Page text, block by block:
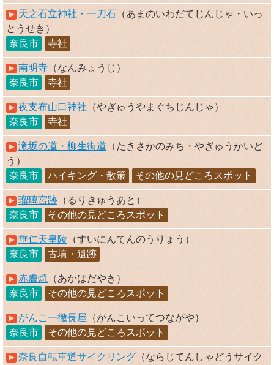
天之石立神社・一刀石 （あまのいわだてじんじゃ・いっ
とうせき）
奈良市
寺社
南明寺 （なんみょうじ）
奈良市
寺社
夜支布山口神社 （やぎゅうやまぐちじんじゃ）
奈良市
寺社
滝坂の道・柳生街道 （たきさかのみち・やぎゅうかいど
う）
奈良市
ハイキング・散策 その他の見どころスポット
瑠璃宮跡 （るりきゅうあと）
奈良市
その他の見どころスポット
垂仁天皇陵 （すいにんてんのうりょう）
奈良市
古墳・遺跡
赤膚焼 （あかはだやき）
奈良市
その他の見どころスポット
がんこ一徹長屋 （がんこいってつながや）
奈良市
その他の見どころスポット
奈良自転車道サイクリング （ならじてんしゃどうサイク